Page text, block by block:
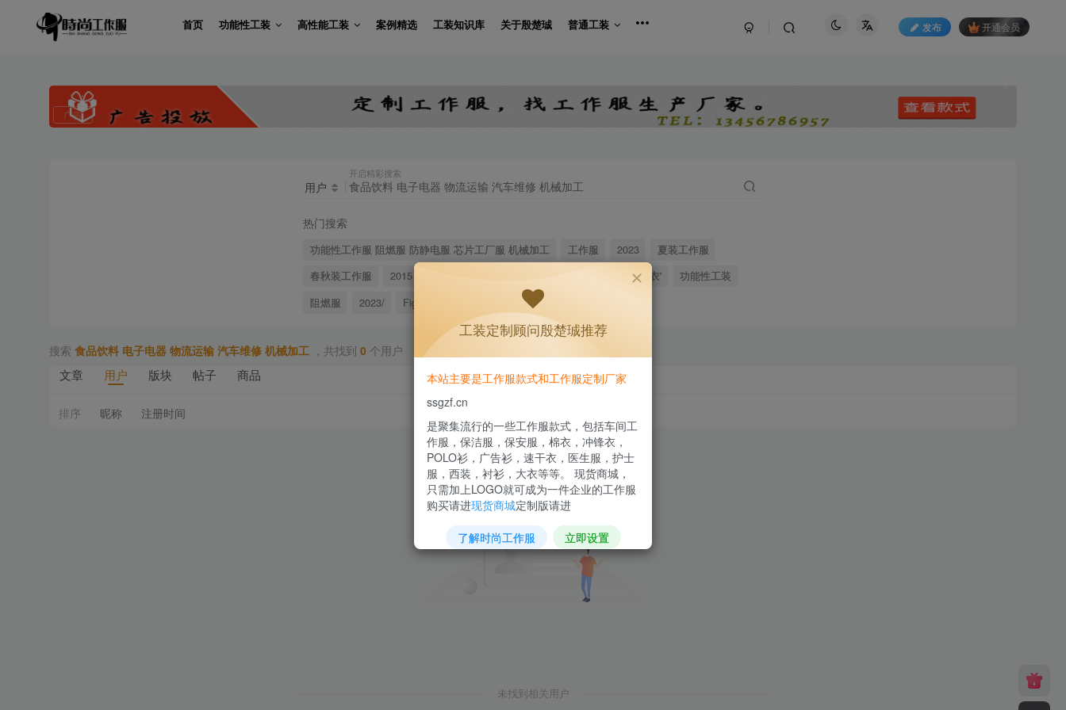
首页 功能性工装 高性能工装 案例精选 工装知识库 关于殷楚珹 普通工装 发布 开通会员
广告
用户
开启精彩搜索
热门搜索
功能性工作服 阻燃服 防静电服 芯片工厂服 机械加工 工作服 2023
夏装工作服
春秋装工作服
2015 冲锋衣'
功能性工装
阻燃服
2023/ Figs 医护 功能性工作服
搜索 食品饮料 电子电器 物流运输 汽车维修 机械加工 ，共找到 0 个用户
文章 用户 版块 帖子 商品
排序 昵称 注册时间
未找到相关用户
工装定制顾问殷楚珹推荐
本站主要是工作服款式和工作服定制厂家
ssgzf.cn
是聚集流行的一些工作服款式，包括车间工
作服，保洁服，保安服，棉衣，冲锋衣，
POLO衫，广告衫，速干衣，医生服，护士
服，西装，衬衫，大衣等等。 现货商城，
只需加上LOGO就可成为一件企业的工作服
购买请进现货商城定制版请进
了解时尚工作服 立即设置